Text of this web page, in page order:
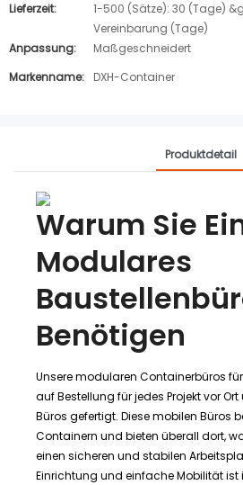
Lieferzeit:
1-500 (Sätze): 30 (Tage)
Vereinbarung (Tage)
Anpassung:
Maßgeschneidert
Markenname:
DXH-Container
Produktdetail
Warum Sie
Modulares
Benötigen
Unsere modularen Containerbüros
auf Bestellung für jedes Projekt vor
Büros gefertigt. Diese mobilen Büros
Containern und bieten überall dort,
einen sicheren und stabilen
Einrichtung und einfache Mobilität ist